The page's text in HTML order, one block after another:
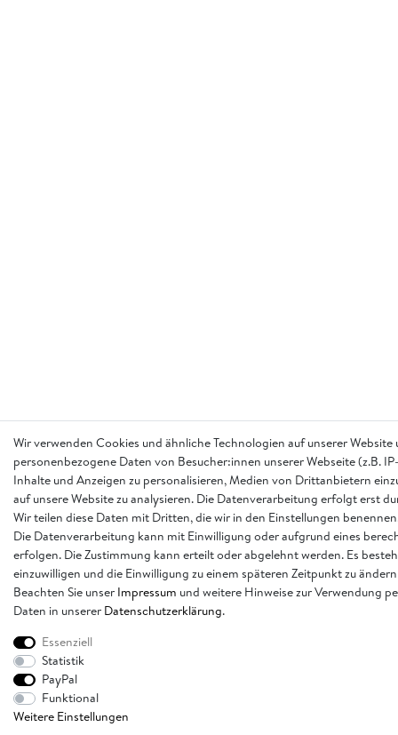
Wir verwenden Cookies und ähnliche Technologien auf unserer
personenbezogene Daten von Besucher:innen unserer Webseite (z.B.
Inhalte und Anzeigen zu personalisieren, Medien von Drittanbietern
auf unsere Website zu analysieren. Die Datenverarbeitung erfolgt erst
Wir teilen diese Daten mit Dritten, die wir in den Einstellungen
Die Datenverarbeitung kann mit Einwilligung oder aufgrund eines
erfolgen. Die Zustimmung kann erteilt oder abgelehnt werden. Es
einzuwilligen und die Einwilligung zu einem späteren Zeitpunkt zu
Beachten Sie unser Impressum und weitere Hinweise zur Verwendung
Daten in unserer Daten­schutz­erklärung.
Essenziell
Statistik
PayPal
Funktional
Weitere Einstellungen